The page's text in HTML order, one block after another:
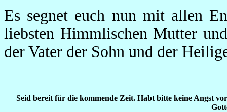
Es segnet euch nun mit allen
liebsten Himmlischen Mutter
der Vater der Sohn und der
Seid bereit für die kommende Zeit. Habt bitte keine Angst